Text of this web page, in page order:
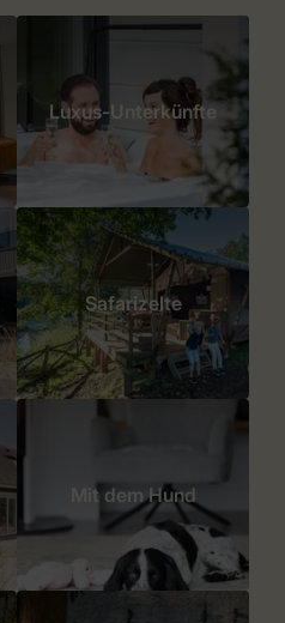
Luxus-Unterkünfte
Safarizelte
Mit dem Hund